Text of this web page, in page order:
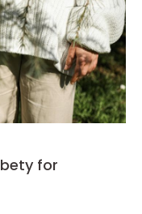
for